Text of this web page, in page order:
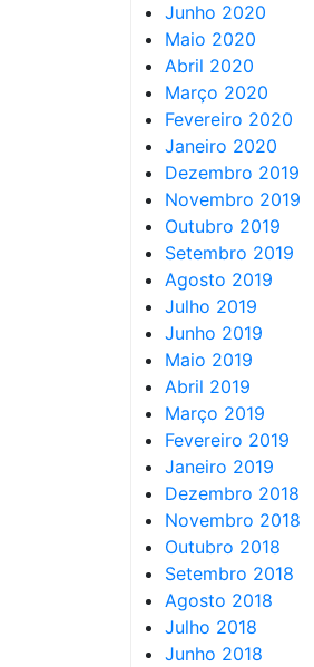
Junho 2020
Maio 2020
Abril 2020
Março 2020
Fevereiro 2020
Janeiro 2020
Dezembro 2019
Novembro 2019
Outubro 2019
Setembro 2019
Agosto 2019
Julho 2019
Junho 2019
Maio 2019
Abril 2019
Março 2019
Fevereiro 2019
Janeiro 2019
Dezembro 2018
Novembro 2018
Outubro 2018
Setembro 2018
Agosto 2018
Julho 2018
Junho 2018